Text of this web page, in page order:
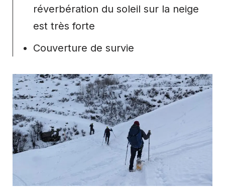
réverbération du soleil sur la neige
est très forte
Couverture de survie